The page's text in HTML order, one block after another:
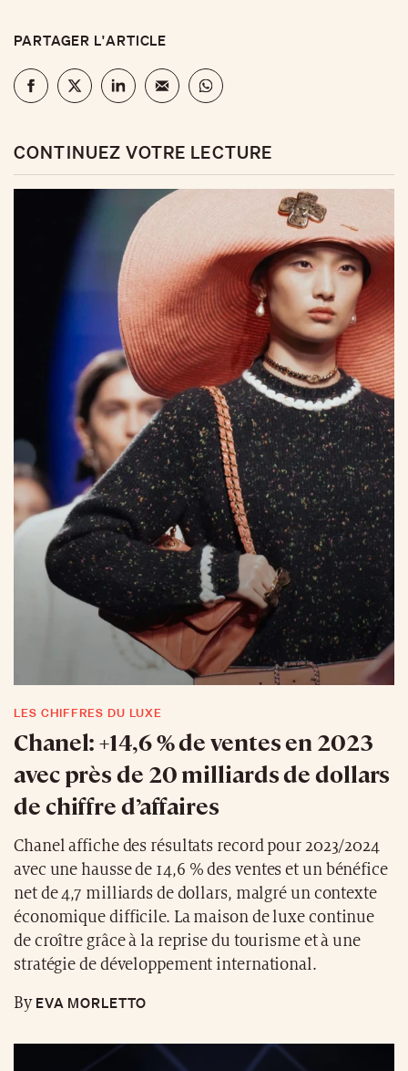
PARTAGER L'ARTICLE
CONTINUEZ VOTRE LECTURE
LES CHIFFRES DU LUXE
Chanel: +14,6 % de ventes en 2023
avec près de 20 milliards de dollars
de chiffre d’affaires
Chanel affiche des résultats record pour 2023/2024
avec une hausse de 14,6 % des ventes et un bénéfice
net de 4,7 milliards de dollars, malgré un contexte
économique difficile. La maison de luxe continue
de croître grâce à la reprise du tourisme et à une
stratégie de développement international.
ByEVA MORLETTO